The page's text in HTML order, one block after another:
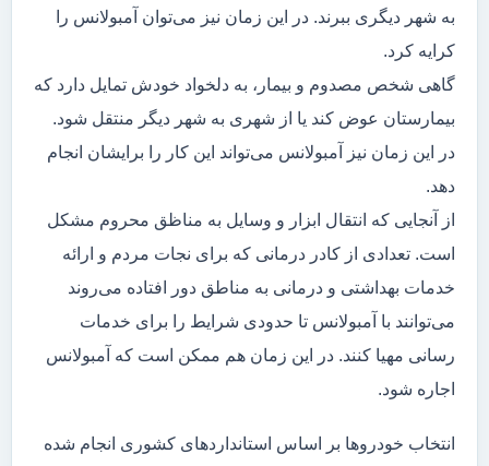
به شهر دیگری ببرند. در این زمان نیز می‌توان آمبولانس را
کرایه کرد.
گاهی شخص مصدوم و بیمار، به دلخواد خودش تمایل دارد که
بیمارستان عوض کند یا از شهری به شهر دیگر منتقل شود.
در این زمان نیز آمبولانس می‌تواند این کار را برایشان انجام
دهد.
از آنجایی که انتقال ابزار و وسایل به مناظق محروم مشکل
است. تعدادی از کادر درمانی که برای نجات مردم و ارائه
خدمات بهداشتی و درمانی به مناطق دور افتاده می‌روند
می‌توانند با آمبولانس تا حدودی شرایط را برای خدمات
رسانی مهیا کنند. در این زمان هم ممکن است که آمبولانس
اجاره شود.
انتخاب خودروها بر اساس استانداردهای کشوری انجام شده